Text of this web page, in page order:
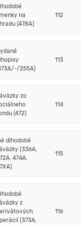
na
(478A)
112
255A)
113
zo
(472)
114
dlhodobé
(336A,
474A,
115
z
(373A,
116